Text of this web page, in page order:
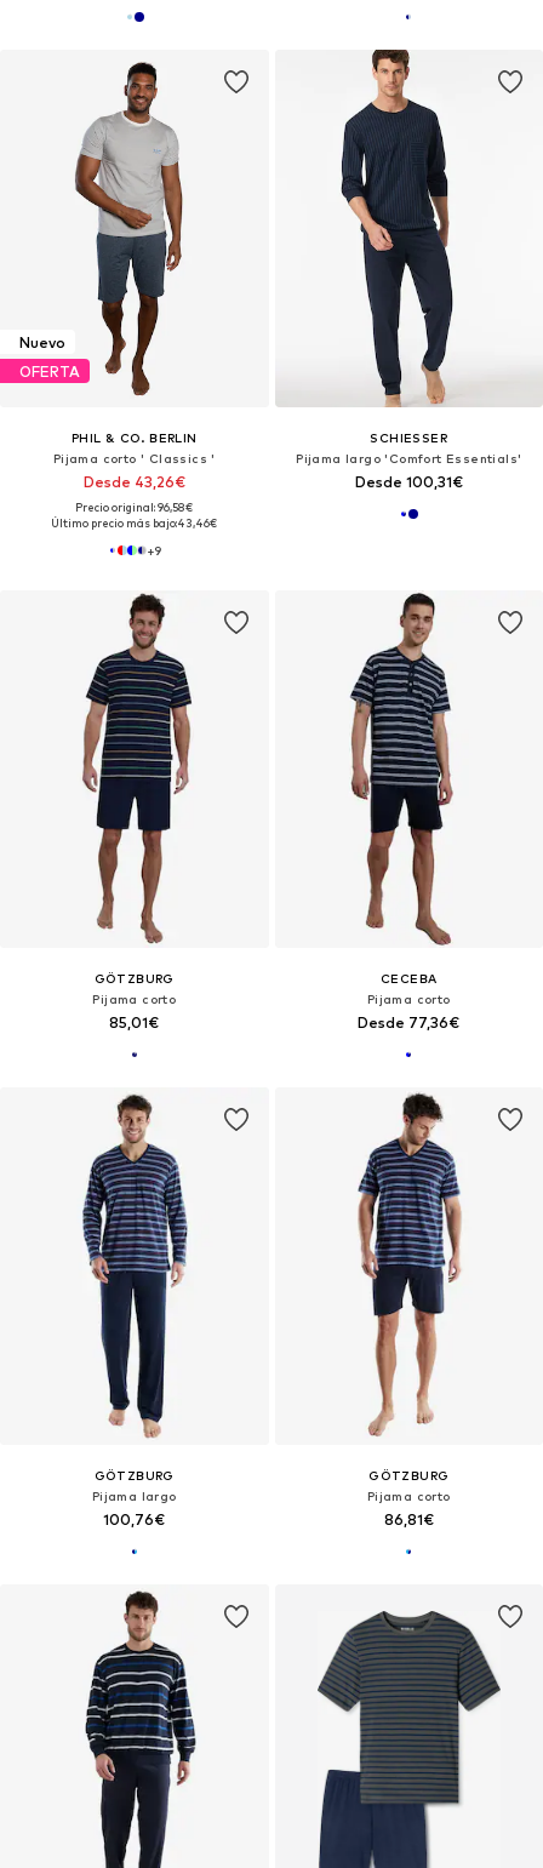
Nuevo
OFERTA
PHIL & CO. BERLIN
Pijama corto ' Classics '
Desde 43,26€
Precio original: 96,58€
Último precio más bajo:43,46€
+9
SCHIESSER
Pijama largo 'Comfort Essentials'
Desde 100,31€
GÖTZBURG
Pijama corto
85,01€
CECEBA
Pijama corto
Desde 77,36€
GÖTZBURG
Pijama largo
100,76€
GÖTZBURG
Pijama corto
86,81€